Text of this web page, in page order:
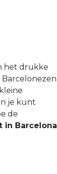
het drukke
je kunt
de
in Barcelona